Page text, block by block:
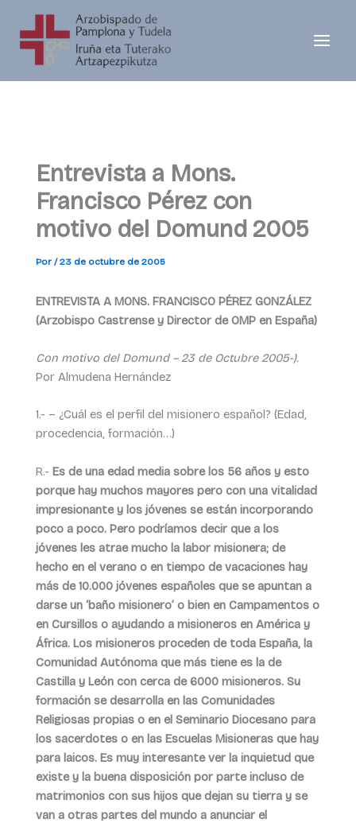
contenido
Entrevista a Mons.
Francisco Pérez con
motivo del Domund 2005
Por /23 de octubre de 2005
ENTREVISTA A MONS. FRANCISCO PÉREZ GONZÁLEZ
(Arzobispo Castrense y Director de OMP en España)
Con motivo del Domund – 23 de Octubre 2005-).
Por Almudena Hernández
1.- – ¿Cuál es el perfil del misionero español? (Edad,
procedencia, formación…)
R.- Es de una edad media sobre los 56 años y esto
porque hay muchos mayores pero con una vitalidad
impresionante y los jóvenes se están incorporando
poco a poco. Pero podríamos decir que a los
jóvenes les atrae mucho la labor misionera; de
hecho en el verano o en tiempo de vacaciones hay
más de 10.000 jóvenes españoles que se apuntan a
darse un ‘baño misionero’ o bien en Campamentos o
en Cursillos o ayudando a misioneros en América y
África. Los misioneros proceden de toda España, la
Comunidad Autónoma que más tiene es la de
Castilla y León con cerca de 6000 misioneros. Su
formación se desarrolla en las Comunidades
Religiosas propias o en el Seminario Diocesano para
los sacerdotes o en las Escuelas Misioneras que hay
para laicos. Es muy interesante ver la inquietud que
existe y la buena disposición por parte incluso de
matrimonios con sus hijos que dejan su tierra y se
van a otras partes del mundo a anunciar el